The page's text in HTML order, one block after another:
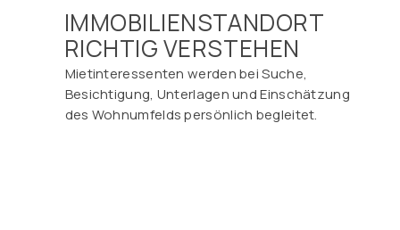
IMMOBILIENSTANDORT
RICHTIG VERSTEHEN
Mietinteressenten werden bei Suche,
Besichtigung, Unterlagen und Einschätzung
des Wohnumfelds persönlich begleitet.